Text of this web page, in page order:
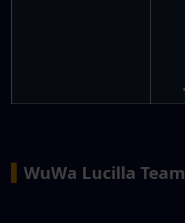
WuWa Lucilla Team